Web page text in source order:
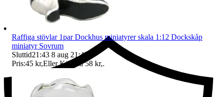
Ersättning om du inte får din vara
Raffiga stövlar 1par Dockhus miniatyrer skala 1:12 Dockskåp
miniatyr Sovrum
Sluttid21:43 8 aug 21:43
Pris:45 kr,Eller Köp nu 58 kr,.